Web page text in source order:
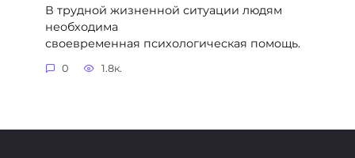
В трудной жизненной ситуации людям
необходима
своевременная психологическая помощь.
0 1.8к.